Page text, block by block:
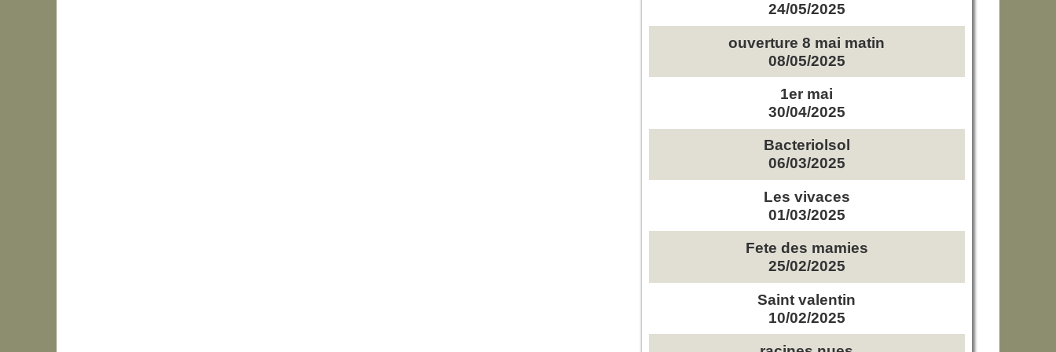
24/05/2025
ouverture 8 mai matin
08/05/2025
1er mai
30/04/2025
Bacteriolsol
06/03/2025
Les vivaces
01/03/2025
Fete des mamies
25/02/2025
Saint valentin
10/02/2025